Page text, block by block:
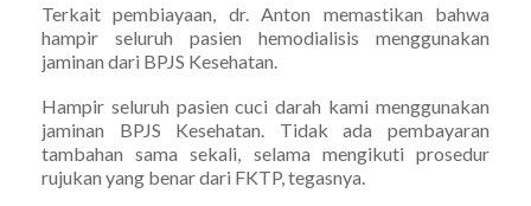
Terkait pembiayaan, dr. Anton memastikan bahwa
hampir seluruh pasien hemodialisis menggunakan
jaminan dari BPJS Kesehatan.
Hampir seluruh pasien cuci darah kami menggunakan
jaminan BPJS Kesehatan. Tidak ada pembayaran
tambahan sama sekali, selama mengikuti prosedur
rujukan yang benar dari FKTP, tegasnya.